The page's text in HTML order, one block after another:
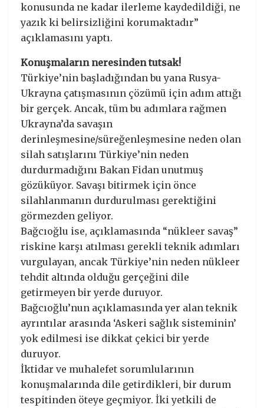
konusunda ne kadar ilerleme kaydedildiği, ne
yazık ki belirsizliğini korumaktadır”
açıklamasını yaptı.
Konuşmaların neresinden tutsak!
Türkiye’nin başladığından bu yana Rusya-
Ukrayna çatışmasının çözümü için adım attığı
bir gerçek. Ancak, tüm bu adımlara rağmen
Ukrayna’da savaşın
derinleşmesine/süreğenleşmesine neden olan
silah satışlarını Türkiye’nin neden
durdurmadığını Bakan Fidan unutmuş
gözüküyor. Savaşı bitirmek için önce
silahlanmanın durdurulması gerektiğini
görmezden geliyor.
Bağcıoğlu ise, açıklamasında “nükleer savaş”
riskine karşı atılması gerekli teknik adımları
vurgulayan, ancak Türkiye’nin neden nükleer
tehdit altında olduğu gerçeğini dile
getirmeyen bir yerde duruyor.
Bağcıoğlu’nun açıklamasında yer alan teknik
ayrıntılar arasında ‘Askeri sağlık sisteminin’
yok edilmesi ise dikkat çekici bir yerde
duruyor.
İktidar ve muhalefet sorumlularının
konuşmalarında dile getirdikleri, bir durum
tespitinden öteye geçmiyor. İki yetkili de